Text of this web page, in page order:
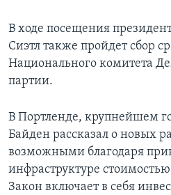
В ходе посещения
Сиэтл также пройдет сбор
Национального комитета
партии.
В Портленде, крупнейшем
Байден рассказал о новых
возможными благодаря
инфраструктуре
Закон включает в себя